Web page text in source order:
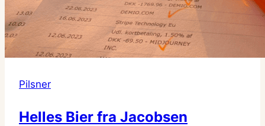
Pilsner
Helles Bier fra Jacobsen